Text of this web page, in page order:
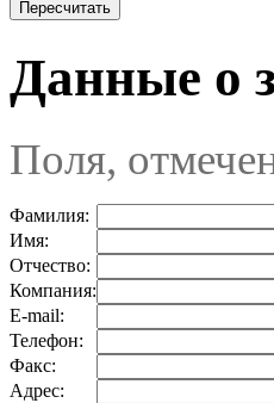
Данные о
Поля,
Фамилия:
Имя:
Отчество:
Компания:
E-mail:
Телефон:
Факс:
Адрес: